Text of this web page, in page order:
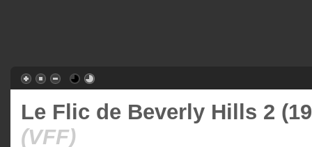
Le Flic de Beverly Hills 2
(VFF)